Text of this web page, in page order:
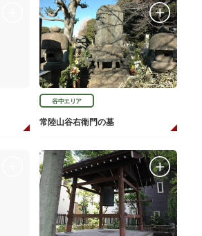
谷中エリア
常陸山谷右衛門の墓